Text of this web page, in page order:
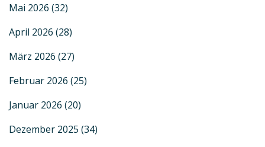
Mai 2026 (32)
April 2026 (28)
März 2026 (27)
Februar 2026 (25)
Januar 2026 (20)
Dezember 2025 (34)